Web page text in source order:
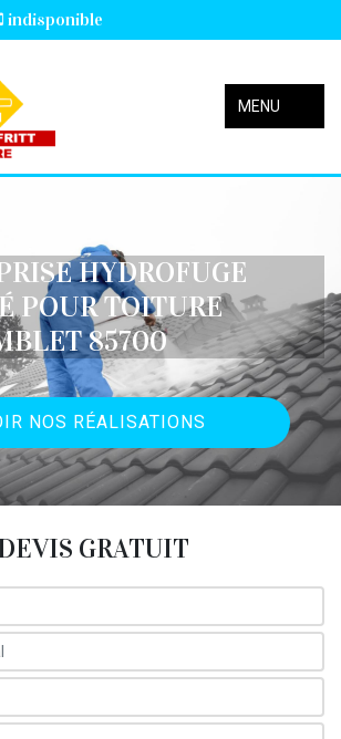
indisponible
MENU
HYDROFUGE
POUR TOITURE
85700
NOS RÉALISATIONS
GRATUIT